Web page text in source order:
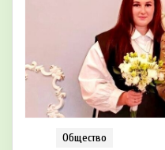
Общество